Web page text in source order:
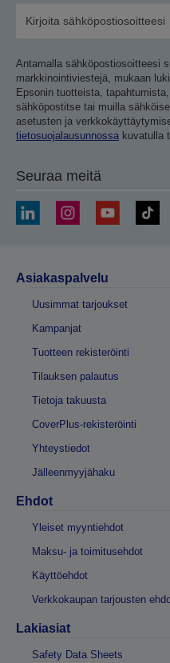
Antamalla sähköpostiosoitteesi
markkinointiviestejä, mukaan
Epsonin tuotteista,
sähköpostitse tai muilla
asetusten ja
tietosuojalausunnossa kuvatulla
Seuraa meitä
Asiakaspalvelu
Uusimmat tarjoukset
Kampanjat
Tuotteen rekisteröinti
Tilauksen palautus
Tietoja takuusta
CoverPlus-rekisteröinti
Yhteystiedot
Jälleenmyyjähaku
Ehdot
Yleiset myyntiehdot
Maksu- ja toimitusehdot
Käyttöehdot
Verkkokaupan tarjousten
Lakiasiat
Safety Data Sheets